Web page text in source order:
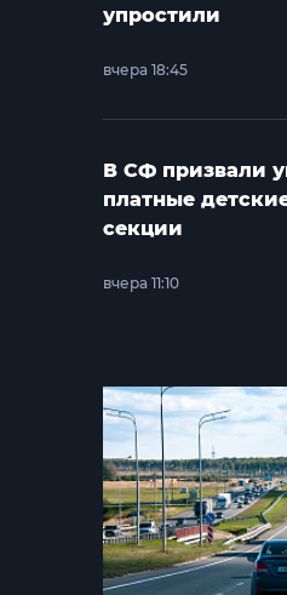
упростили
вчера 18:45
В СФ призвали
платные
секции
вчера 11:10